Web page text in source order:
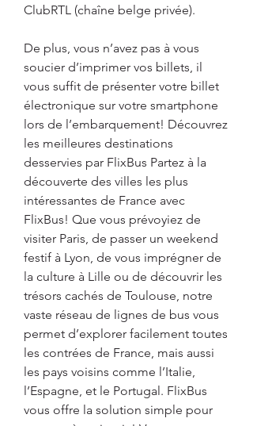
ClubRTL (chaîne belge privée).
De plus, vous n’avez pas à vous
soucier d’imprimer vos billets, il
vous suffit de présenter votre billet
électronique sur votre smartphone
lors de l’embarquement! Découvrez
les meilleures destinations
desservies par FlixBus Partez à la
découverte des villes les plus
intéressantes de France avec
FlixBus! Que vous prévoyiez de
visiter Paris, de passer un weekend
festif à Lyon, de vous imprégner de
la culture à Lille ou de découvrir les
trésors cachés de Toulouse, notre
vaste réseau de lignes de bus vous
permet d’explorer facilement toutes
les contrées de France, mais aussi
les pays voisins comme l’Italie,
l’Espagne, et le Portugal. FlixBus
vous offre la solution simple pour